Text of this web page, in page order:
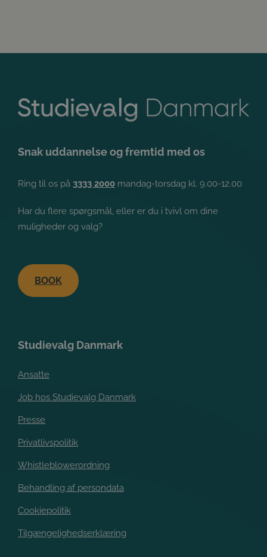
Snak uddannelse og fremtid med os
Ring til os på 3333 2000 mandag-torsdag kl. 9.00-12.00
Har du flere spørgsmål, eller er du i tvivl om dine
muligheder og valg?
BOOK
Studievalg Danmark
Ansatte
Job hos Studievalg Danmark
Presse
Privatlivspolitik
Whistleblowerordning
Behandling af persondata
Cookiepolitik
Tilgængelighedserklæring